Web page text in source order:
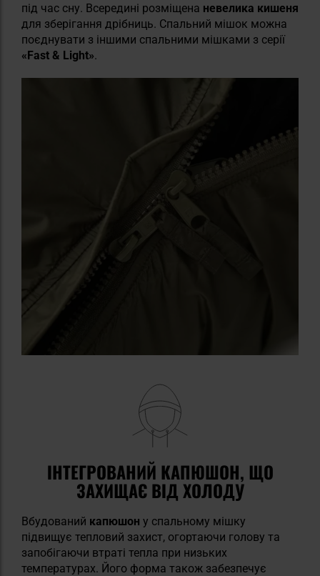
під час сну. Всередині розміщена невелика кишеня
для зберігання дрібниць. Спальний мішок можна
поєднувати з іншими спальними мішками з серії
«Fast & Light».
ІНТЕГРОВАНИЙ КАПЮШОН, ЩО
ЗАХИЩАЄ ВІД ХОЛОДУ
Вбудований капюшон у спальному мішку
підвищує тепловий захист, огортаючи голову та
запобігаючи втраті тепла при низьких
температурах. Його форма також забезпечує